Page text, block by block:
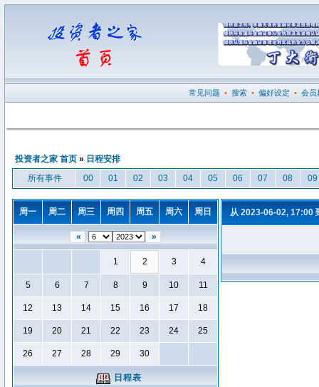
常见问题 • 搜索 • 偏好设定 • 会员
投资者之家 首页 » 日程安排
所有事件
00 01 02 03 04 05 06 07 08 09
周一 周二 周三 周四 周五 周六 周日
« »
1 2 3 4
5 6 7 8 9 10 11
12 13 14 15 16 17 18
19 20 21 22 23 24 25
26 27 28 29 30
日程表
从 2023-06-02, 17:00